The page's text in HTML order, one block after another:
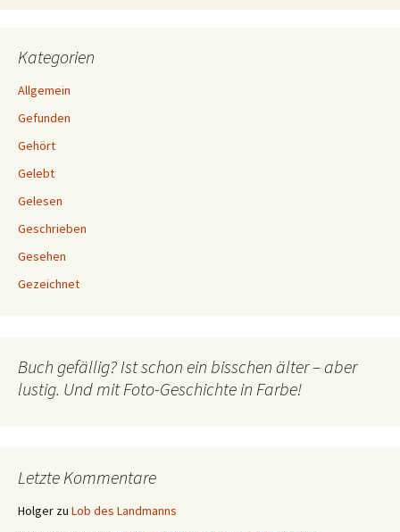
Kategorien
Allgemein
Gefunden
Gehört
Gelebt
Gelesen
Geschrieben
Gesehen
Gezeichnet
Buch gefällig? Ist schon ein bisschen älter – aber
lustig. Und mit Foto-Geschichte in Farbe!
Letzte Kommentare
Holger zu Lob des Landmanns